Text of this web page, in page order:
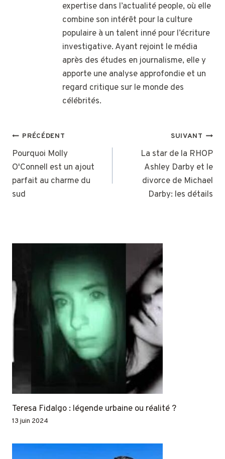
expertise dans l’actualité people, où elle
combine son intérêt pour la culture
populaire à un talent inné pour l’écriture
investigative. Ayant rejoint le média
après des études en journalisme, elle y
apporte une analyse approfondie et un
regard critique sur le monde des
célébrités.
NAVIGATION
DE
L’ARTICLE
PRÉCÉDENT
Pourquoi Molly
O'Connell est un ajout
parfait au charme du
sud
SUIVANT
La star de la RHOP
Ashley Darby et le
divorce de Michael
Darby: les détails
Teresa Fidalgo : légende urbaine ou réalité ?
13 juin 2024